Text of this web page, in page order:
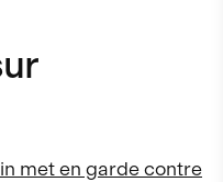
met en garde contre